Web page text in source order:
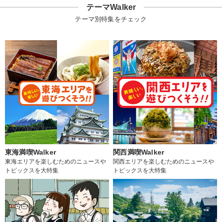
テーマWalker
テーマ別特集をチェック
東海満喫Walker
東海エリアを楽しむためのニュースや
トピックスを大特集
関西満喫Walker
関西エリアを楽しむためのニュースや
トピックスを大特集